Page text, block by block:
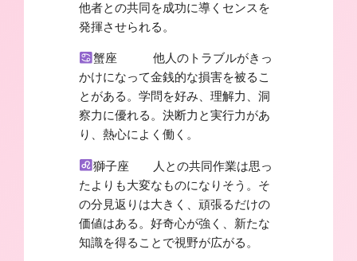
他者との共同を成功に導くセンスを
発揮させられる。
蟹座 他人のトラブルがきっ
かけになって金銭的な損害を被るこ
とがある。学問を好み、理解力、洞
察力に優れる。決断力と実行力があ
り、熱心によく働く。
獅子座 人との共同作業は思っ
たよりも大変なものになりそう。そ
の分見返りは大きく、頑張るだけの
価値はある。好奇心が強く、新たな
知識を得ることで視野が広がる。